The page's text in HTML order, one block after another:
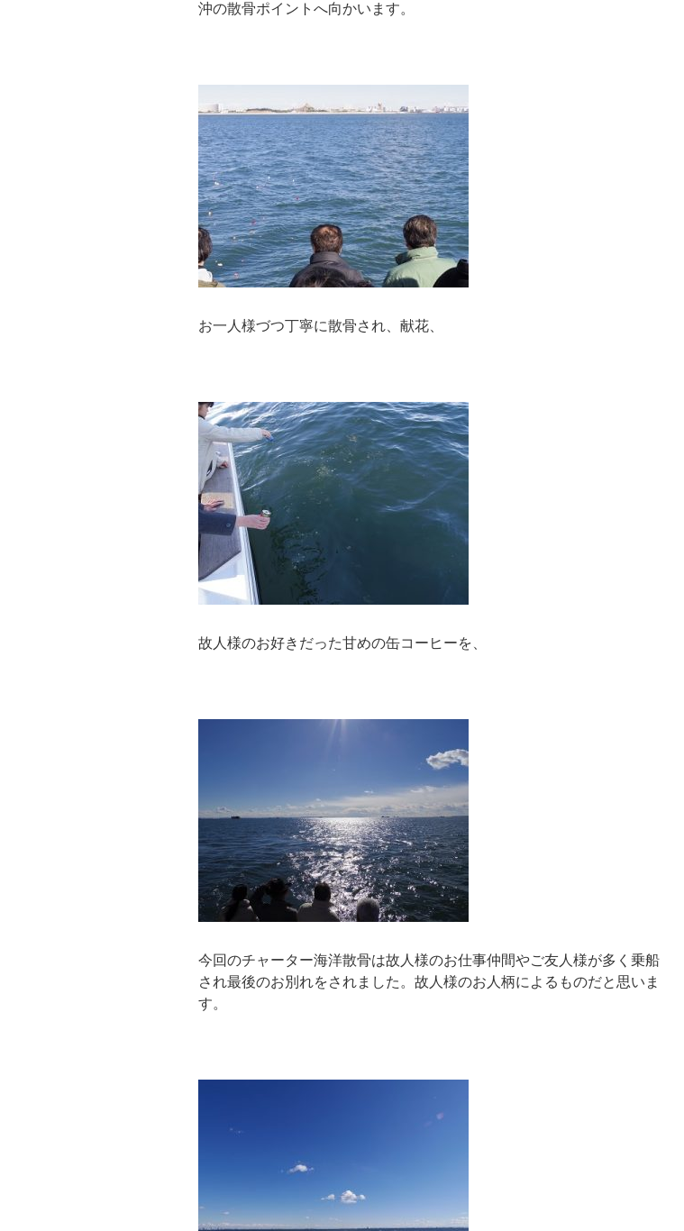
沖の散骨ポイントへ向かいます。
お一人様づつ丁寧に散骨され、献花、
故人様のお好きだった甘めの缶コーヒーを、
今回のチャーター海洋散骨は故人様のお仕事仲間やご友人様が多く乗船
され最後のお別れをされました。故人様のお人柄によるものだと思いま
す。